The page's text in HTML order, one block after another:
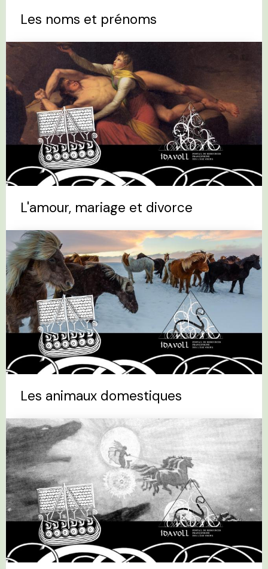
Les noms et prénoms
L'amour, mariage et divorce
Les animaux domestiques